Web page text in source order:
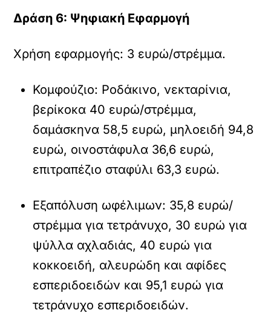
∆ράση 6: Ψηφιακή Εφαρµογή
Χρήση εφαρµογής: 3 ευρώ/στρέµµα.
Κοµφούζιο: Ροδάκινο, νεκταρίνια,
βερίκοκα 40 ευρώ/στρέµµα,
δαµάσκηνα 58,5 ευρώ, µηλοειδή 94,8
ευρώ, οινοστάφυλα 36,6 ευρώ,
επιτραπέζιο σταφύλι 63,3 ευρώ.
Εξαπόλυση ωφέλιµων: 35,8 ευρώ/
στρέµµα για τετράνυχο, 30 ευρώ για
ψύλλα αχλαδιάς, 40 ευρώ για
κοκκοειδή, αλευρώδη και αφίδες
εσπεριδοειδών και 95,1 ευρώ για
τετράνυχο εσπεριδοειδών.